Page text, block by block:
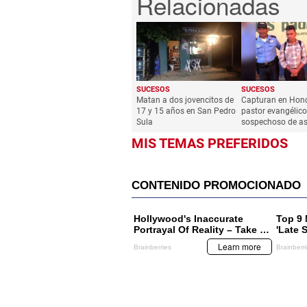
SUCESOS
Matan a dos jovencitos de
17 y 15 años en San Pedro
Sula
SUCESOS
Capturan en
pastor evangélico
sospechoso de
MIS TEMAS PREFERIDOS